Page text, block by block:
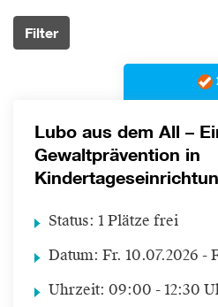
Filter
Lubo aus dem All –
Gewaltprävention in
Status: 1 Plätze frei
Datum: Fr. 10.07.2026 -
Uhrzeit: 09:00 - 12:30